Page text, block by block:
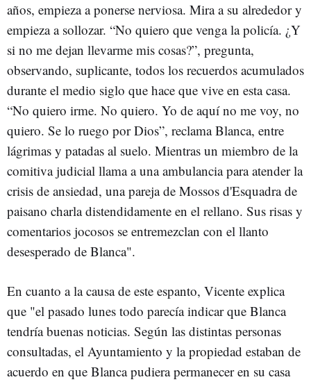
años, empieza a ponerse nerviosa. Mira a su alrededor y
empieza a sollozar. “No quiero que venga la policía. ¿Y
si no me dejan llevarme mis cosas?”, pregunta,
observando, suplicante, todos los recuerdos acumulados
durante el medio siglo que hace que vive en esta casa.
“No quiero irme. No quiero. Yo de aquí no me voy, no
quiero. Se lo ruego por Dios”, reclama Blanca, entre
lágrimas y patadas al suelo. Mientras un miembro de la
comitiva judicial llama a una ambulancia para atender la
crisis de ansiedad, una pareja de Mossos d'Esquadra de
paisano charla distendidamente en el rellano. Sus risas y
comentarios jocosos se entremezclan con el llanto
desesperado de Blanca".
En cuanto a la causa de este espanto, Vicente explica
que "el pasado lunes todo parecía indicar que Blanca
tendría buenas noticias. Según las distintas personas
consultadas, el Ayuntamiento y la propiedad estaban de
acuerdo en que Blanca pudiera permanecer en su casa